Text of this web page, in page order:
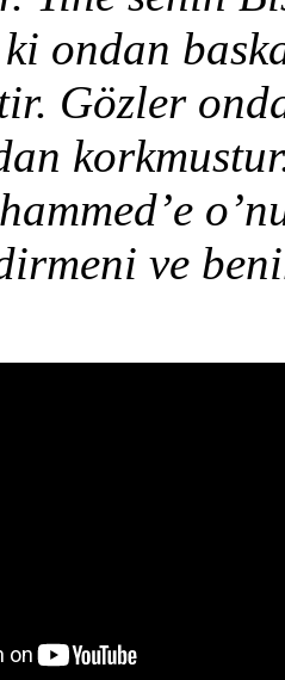
ondan
Gözler
ve